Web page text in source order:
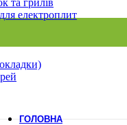
електроплит
ГОЛОВНА